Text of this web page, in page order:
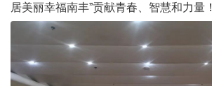
居美丽幸福南丰”贡献青春、智慧和力量！